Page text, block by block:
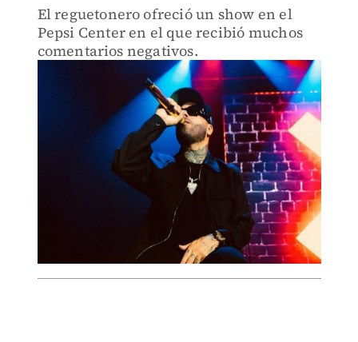
El reguetonero ofreció un show en el
Pepsi Center en el que recibió muchos
comentarios negativos.